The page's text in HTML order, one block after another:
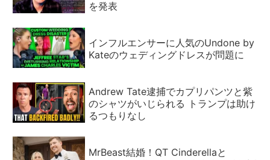
を発表
インフルエンサーに人気のUndone by
Kateのウェディングドレスが問題に
Andrew Tate逮捕でカプリパンツと紫
のシャツがいじられる トランプは助け
るつもりなし
MrBeast結婚！QT Cinderellaと